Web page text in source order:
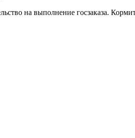
на выполнение госзаказа.